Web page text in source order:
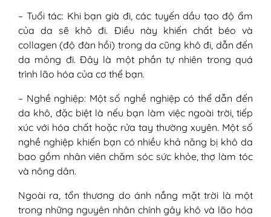
– Tuổi tác: Khi bạn già đi, các tuyến dầu tạo độ ẩm
của da sẽ khô đi. Điều này khiến chất béo và
collagen (độ đàn hồi) trong da cũng khô đi, dẫn đến
da mỏng đi. Đây là một phần tự nhiên trong quá
trình lão hóa của cơ thể bạn.
– Nghề nghiệp: Một số nghề nghiệp có thể dẫn đến
da khô, đặc biệt là nếu bạn làm việc ngoài trời, tiếp
xúc với hóa chất hoặc rửa tay thường xuyên. Một số
nghề nghiệp khiến bạn có nhiều khả năng bị khô da
bao gồm nhân viên chăm sóc sức khỏe, thợ làm tóc
và nông dân.
Ngoài ra, tổn thương do ánh nắng mặt trời là một
trong những nguyên nhân chính gây khô và lão hóa